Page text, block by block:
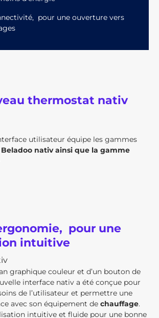
pour une ouverture vers
thermostat nativ
utilisateur équipe les gammes
nativ ainsi que la gamme
pour une
intuitive
graphique couleur et d’un bouton de
interface nativ a été conçue pour
de l’utilisateur et permettre une
avec son équipement de chauffage.
intuitive et fluide pour une bonne